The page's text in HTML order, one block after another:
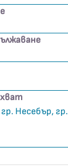
Несебър,